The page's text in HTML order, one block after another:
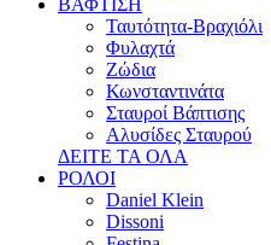
ΒΑΦΤΙΣΗ
Ταυτότητα-Βραχιόλι
Φυλαχτά
Ζώδια
Κωνσταντινάτα
Σταυροί Βάπτισης
Αλυσίδες Σταυρού
ΔΕΙΤΕ ΤΑ ΟΛΑ
ΡΟΛΟΙ
Daniel Klein
Dissoni